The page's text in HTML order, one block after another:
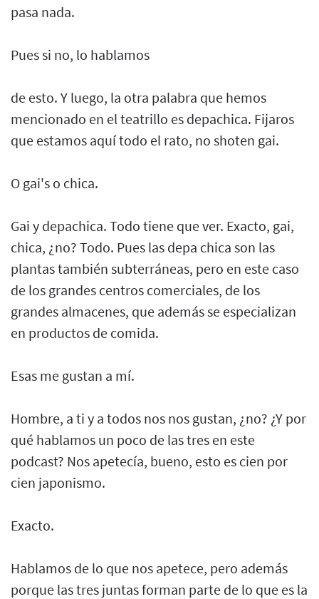
pasa nada.
Pues si no, lo hablamos
de esto. Y luego, la otra palabra que hemos
mencionado en el teatrillo es depachica. Fijaros
que estamos aquí todo el rato, no shoten gai.
O gai's o chica.
Gai y depachica. Todo tiene que ver. Exacto, gai,
chica, ¿no? Todo. Pues las depa chica son las
plantas también subterráneas, pero en este caso
de los grandes centros comerciales, de los
grandes almacenes, que además se especializan
en productos de comida.
Esas me gustan a mí.
Hombre, a ti y a todos nos nos gustan, ¿no? ¿Y por
qué hablamos un poco de las tres en este
podcast? Nos apetecía, bueno, esto es cien por
cien japonismo.
Exacto.
Hablamos de lo que nos apetece, pero además
porque las tres juntas forman parte de lo que es la